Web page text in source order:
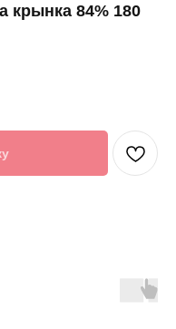
крынка 84% 180